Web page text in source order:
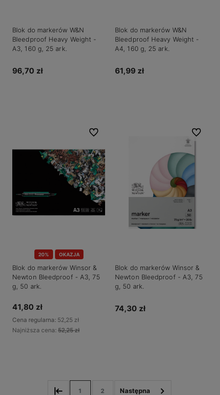
Blok do markerów W&N
Bleedproof Heavy Weight -
A3, 160 g, 25 ark.
96,70 zł
Blok do markerów W&N
Bleedproof Heavy Weight -
A4, 160 g, 25 ark.
61,99 zł
20% OKAZJA
Blok do markerów Winsor &
Newton Bleedproof - A3, 75
g, 50 ark.
41,80 zł
Cena regularna: 52,25 zł
Najniższa cena: 52,25 zł
Do ulubionych
Blok do markerów Winsor &
Newton Bleedproof - A3, 75
g, 50 ark.
74,30 zł
Do
1 2